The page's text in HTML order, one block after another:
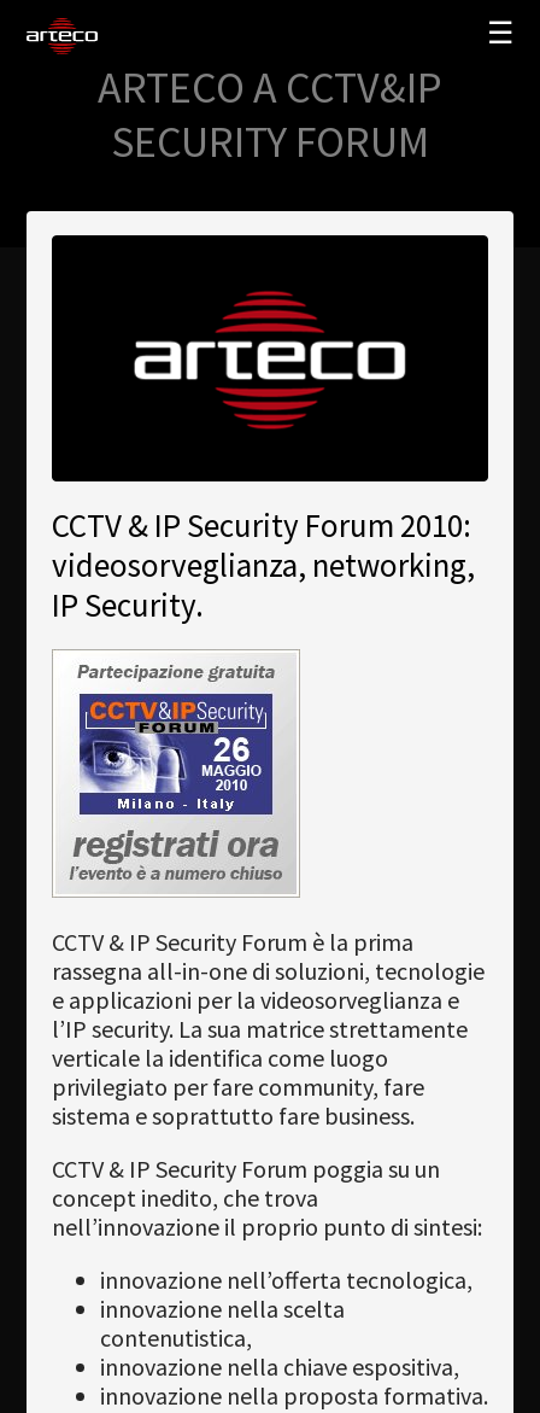
☰
Newsletter
Download
Languages
SOLUTIONS
COMPANY
TRAINING
SUPPORT
ARTECO A CCTV&IP
SECURITY FORUM
CCTV & IP Security Forum 2010:
videosorveglianza, networking,
IP Security.
CCTV & IP Security Forum è la prima
rassegna all-in-one di soluzioni, tecnologie
e applicazioni per la videosorveglianza e
l’IP security. La sua matrice strettamente
verticale la identifica come luogo
privilegiato per fare community, fare
sistema e soprattutto fare business.
CCTV & IP Security Forum poggia su un
concept inedito, che trova
nell’innovazione il proprio punto di sintesi:
innovazione nell’offerta tecnologica,
innovazione nella scelta
contenutistica,
innovazione nella chiave espositiva,
innovazione nella proposta formativa.